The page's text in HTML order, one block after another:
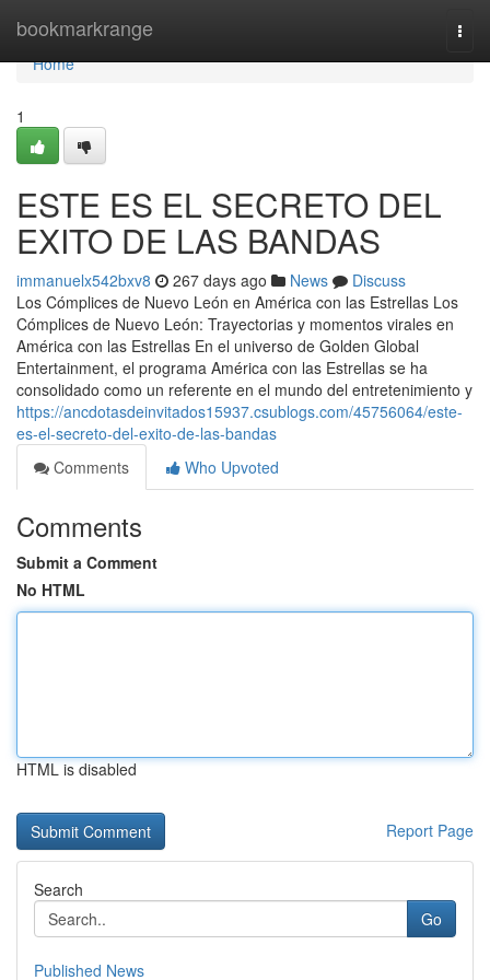
bookmarkrange
Home
Home
1
ESTE ES EL SECRETO DEL
EXITO DE LAS BANDAS
immanuelx542bxv8 267 days ago News
Discuss
Los Cómplices de Nuevo León en América con las Estrellas Los
Cómplices de Nuevo León: Trayectorias y momentos virales en
América con las Estrellas En el universo de Golden Global
Entertainment, el programa América con las Estrellas se ha
consolidado como un referente en el mundo del entretenimiento y
https://ancdotasdeinvitados15937.csublogs.com/45756064/este-
es-el-secreto-del-exito-de-las-bandas
Comments
Who Upvoted
Comments
Submit a Comment
No HTML
HTML is disabled
Report Page
Search
Go
Published News